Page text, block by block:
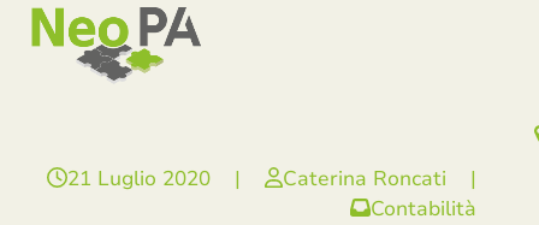
SkipOpen
mobile
menu
Close
mobile
menu
21 Luglio 2020 | Caterina Roncati
|
Contabilità